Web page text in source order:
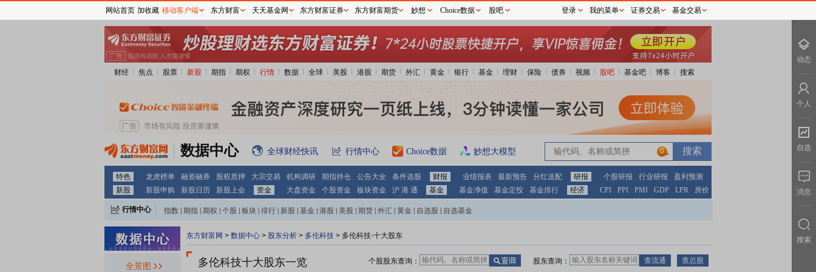
财经 焦点 股票 新股 期指 期权 行情 数据 全球 美股 港股 期货 外汇 黄金 银行 基金 理财 保险 债券 视频 股吧 基金吧 博客 搜索
数据中心 全球财经快讯 行情中心 Choice数据 妙想大模型 0
特色 龙虎榜单 融资融券 股权质押 大宗交易 机构调研 期指持仓 公告大全 条件选股 财报 业绩报表 最新预告 分红送配 研报 个股研报 行业研报
盈利预测
新股
新股申购 新股日历 新股上会 资金 大盘资金 个股资金 板块资金 沪 港 通 基金 基金净值 基金定投 基金排行 经济 CPI PPI PMI GDP LPR 房价
行情中心 指数 期指 期权 个股 板块 排行 新股 基金 港股 美股 期货 外汇 黄金 自选股 自选基金
全景图
东方财富网 > 数据中心 > 股东分析 > 多伦科技 > 多伦科技-十大股东
多伦科技十大股东一览 股东查询：
个股股东查询：
网站首页 加收藏 移动客户端 东方财富 天天基金网 东方财富证券 东方财富期货 妙想 Choice数据 股吧 登录 我的菜单 证券交易 基金交易
动态
个人
自选
消息
搜索